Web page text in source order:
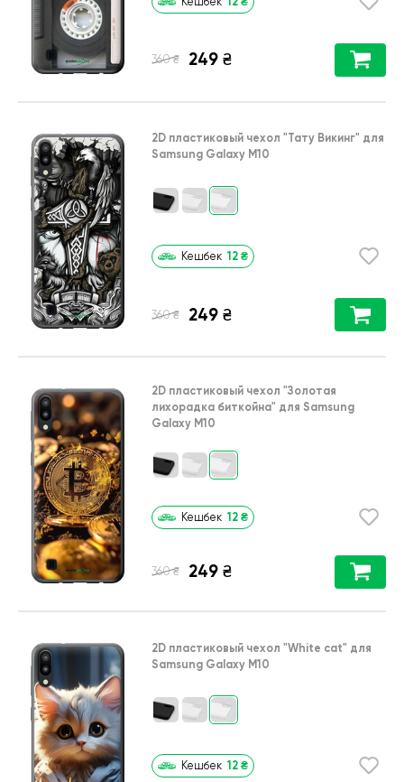
360 ₴ 249 ₴
2D пластиковый чехол "Тату Викинг" для
Samsung Galaxy M10
Кешбек 12 ₴
360 ₴ 249 ₴
2D пластиковый чехол "Золотая
лихорадка биткойна" для Samsung
Galaxy M10
Кешбек 12 ₴
360 ₴ 249 ₴
2D пластиковый чехол "White cat" для
Samsung Galaxy M10
Кешбек 12 ₴